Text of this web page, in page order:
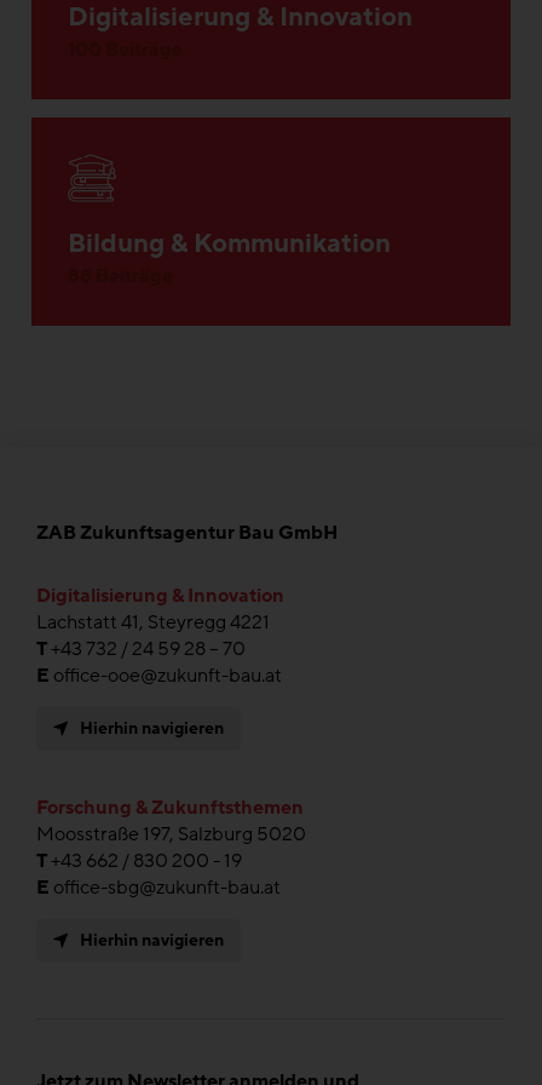
Digitalisierung & Innovation
Bildung & Kommunikation
ZAB Zukunftsagentur Bau GmbH
Digitalisierung & Innovation
Lachstatt 41, Steyregg 4221
T+43 732 / 24 59 28 – 70
E office-ooe@zukunft-bau.at
Hierhin navigieren
Forschung & Zukunftsthemen
Moosstraße 197, Salzburg 5020
T+43 662 / 830 200 - 19
E office-sbg@zukunft-bau.at
Hierhin navigieren